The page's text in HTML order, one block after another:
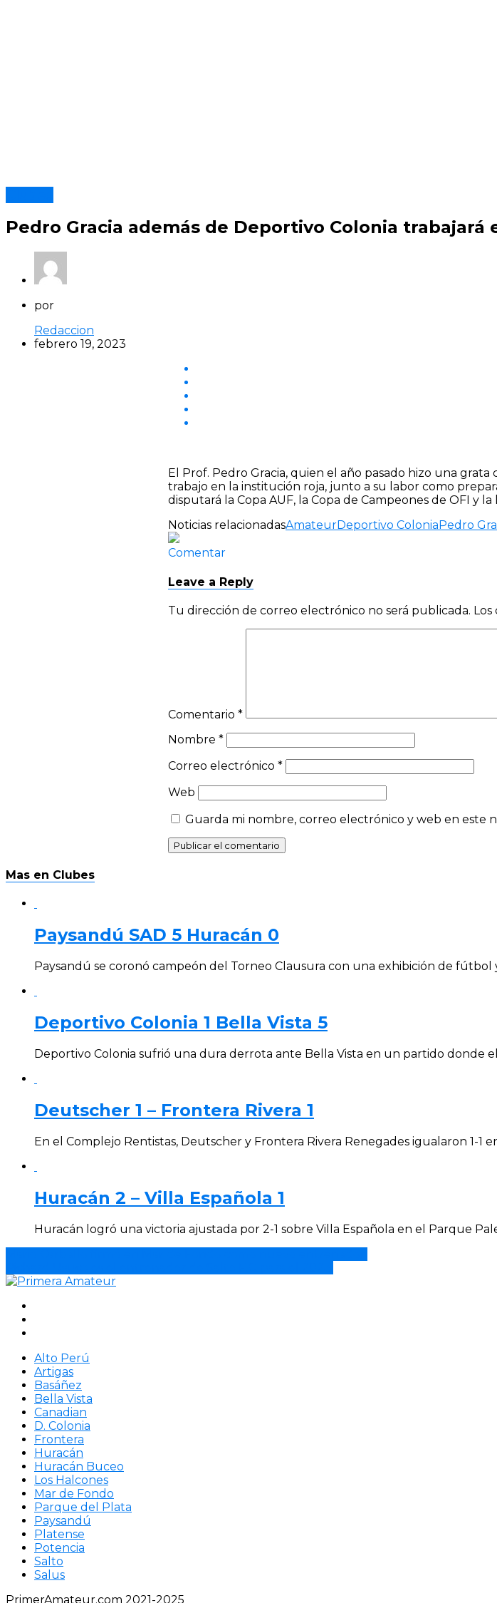
Pedro Gracia además de Deportivo Colonia trabajará
por
Redaccion
febrero 19, 2023
El Prof. Pedro Gracia, quien el año pasado hizo una
trabajo en la institución roja, junto a su labor como
disputará la Copa AUF, la Copa de Campeones de OFI y la
Noticias relacionadasAmateurDeportivo Colonia Pedro
Comentar
Leave a Reply
Tu dirección de correo electrónico no será publicada. Los
Comentario *
Nombre *
Correo electrónico *
Web
Guarda mi nombre, correo electrónico y web en este
Mas en Clubes
Paysandú SAD 5 Huracán 0
Paysandú se coronó campeón del Torneo Clausura con una exhibición de fútbol
Deportivo Colonia 1 Bella Vista 5
Deportivo Colonia sufrió una dura derrota ante Bella Vista en un partido donde
Deutscher 1 – Frontera Rivera 1
En el Complejo Rentistas, Deutscher y Frontera Rivera Renegades igualaron 1-1
Huracán 2 – Villa Española 1
Huracán logró una victoria ajustada por 2-1 sobre Villa Española en el Parque
Alto Perú
Artigas
Basáñez
Bella Vista
Canadian
D. Colonia
Frontera
Huracán
Huracán Buceo
Los Halcones
Mar de Fondo
Parque del Plata
Paysandú
Platense
Potencia
Salto
Salus
PrimerAmateur.com 2021-2025